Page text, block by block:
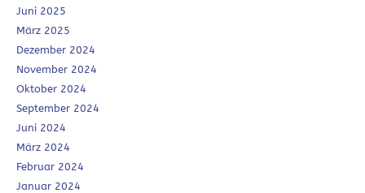
Juni 2025
März 2025
Dezember 2024
November 2024
Oktober 2024
September 2024
Juni 2024
März 2024
Februar 2024
Januar 2024